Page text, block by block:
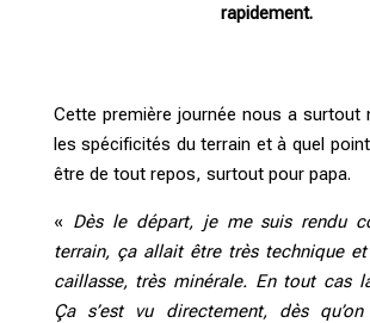
rapidement.
Cette première journée nous a surtout
les spécificités du terrain et à quel point
être de tout repos, surtout pour papa.
« Dès le départ, je me suis rendu
terrain, ça allait être très technique
caillasse, très minérale. En tout cas
Ça s’est vu directement, dès